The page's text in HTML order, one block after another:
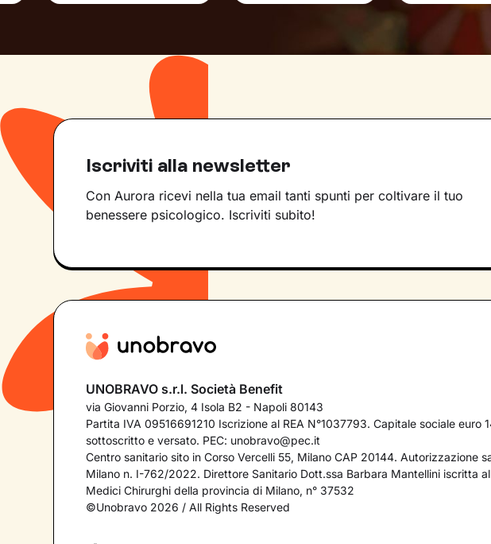
Iscriviti alla newsletter
Con Aurora ricevi nella tua email tanti spunti per coltivare il tuo
benessere psicologico. Iscriviti subito!
UNOBRAVO s.r.l. Società Benefit
via Giovanni Porzio, 4 Isola B2 - Napoli 80143
Partita IVA 09516691210 Iscrizione al REA N°1037793. Capitale sociale euro
sottoscritto e versato. PEC: unobravo@pec.it
Centro sanitario sito in Corso Vercelli 55, Milano CAP 20144. Autorizzazione
Milano n. I-762/2022. Direttore Sanitario Dott.ssa Barbara Mantellini iscritta
Medici Chirurghi della provincia di Milano, n° 37532
©Unobravo 2026 / All Rights Reserved